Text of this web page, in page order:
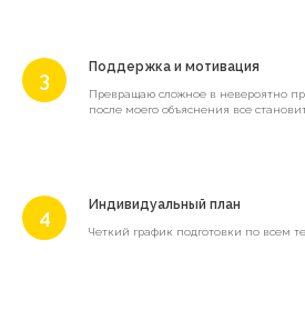
Поддержка и мотивация
Превращаю сложное в невероятно
после моего объяснения все
Индивидуальный план
Четкий график подготовки по всем